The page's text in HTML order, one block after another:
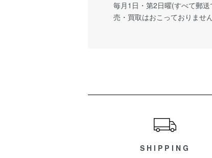
毎月1日・第2日曜(すべて郵
売・買取はおこっておりませ
SHIPPING